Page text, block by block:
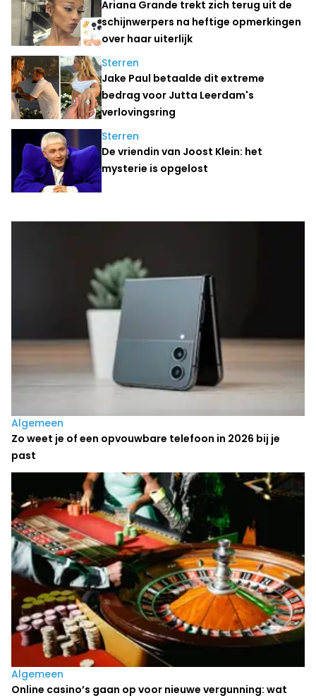
Ariana Grande trekt zich terug uit de
schijnwerpers na heftige opmerkingen
over haar uiterlijk
Sterren
Jake Paul betaalde dit extreme
bedrag voor Jutta Leerdam's
verlovingsring
Sterren
De vriendin van Joost Klein: het
mysterie is opgelost
Laatste nieuws
Algemeen
Zo weet je of een opvouwbare telefoon in 2026 bij je
past
Algemeen
Online casino’s gaan op voor nieuwe vergunning: wat